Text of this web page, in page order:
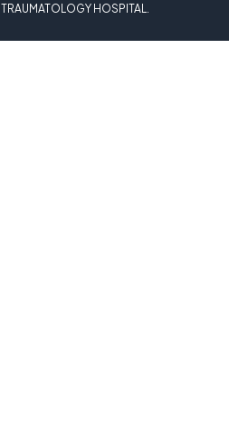
TRAUMATOLOGY HOSPITAL.